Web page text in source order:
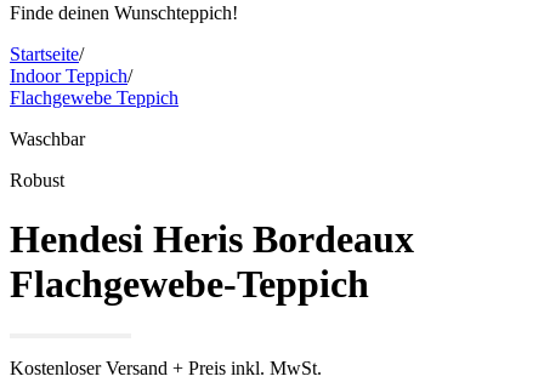
Finde deinen Wunschteppich!
Startseite/
Indoor Teppich/
Flachgewebe Teppich
Waschbar
Robust
Hendesi Heris Bordeaux
Flachgewebe-Teppich
Kostenloser Versand + Preis inkl. MwSt.